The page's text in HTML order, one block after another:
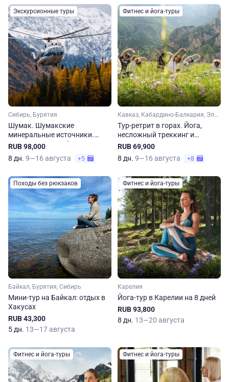
Экскурсионные туры
Сибирь, Бурятия
Шумак. Шумакские
минеральные источники.
Оздоровительный тур в горах
RUB 98,000
8 дн. 9—16 августа +5
Фитнес и йога-туры
Кавказ, Кабардино-Балкария, Эльбрус
Тур-ретрит в горах. Йога,
несложный треккинг и
перезагрузка на Кавказе
RUB 69,900
8 дн. 9—16 августа +8
Походы без рюкзаков
Байкал, Бурятия, Сибирь
Мини-тур на Байкал: отдых в
Хакусах
RUB 43,300
5 дн. 13—17 августа
Фитнес и йога-туры
Карелия
Йога-тур в Карелии на 8 дней
RUB 93,800
8 дн. 13—20 августа
Фитнес и йога-туры Фитнес и йога-туры